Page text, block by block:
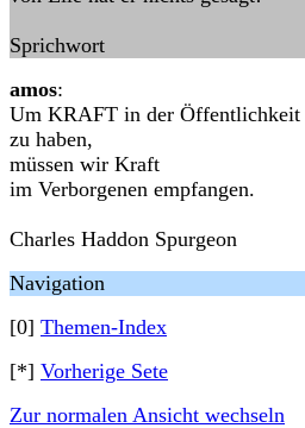
Sprichwort
amos:
Um KRAFT in der Öffentlichkeit
zu haben,
müssen wir Kraft
im Verborgenen empfangen.
Charles Haddon Spurgeon
Navigation
[0] Themen-Index
[*] Vorherige Sete
Zur normalen Ansicht wechseln